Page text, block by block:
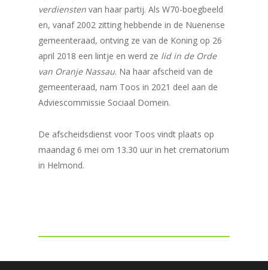
verdiensten van haar partij. Als W70-boegbeeld
en, vanaf 2002 zitting hebbende in de Nuenense
gemeenteraad, ontving ze van de Koning op 26
april 2018 een lintje en werd ze lid in de Orde
van Oranje Nassau. Na haar afscheid van de
gemeenteraad, nam Toos in 2021 deel aan de
Adviescommissie Sociaal Domein.
De afscheidsdienst voor Toos vindt plaats op
maandag 6 mei om 13.30 uur in het crematorium
in Helmond.